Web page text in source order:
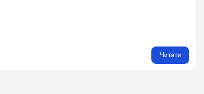
Читати